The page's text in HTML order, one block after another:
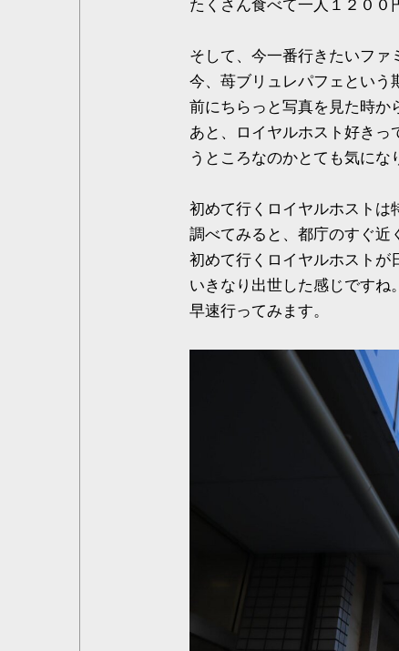
たくさん食べて一人１２００
そして、今一番行きたいファ
今、苺ブリュレパフェという
前にちらっと写真を見た時か
あと、ロイヤルホスト好きっ
うところなのかとても気にな
初めて行くロイヤルホストは
調べてみると、都庁のすぐ近
初めて行くロイヤルホストが
いきなり出世した感じですね
早速行ってみます。